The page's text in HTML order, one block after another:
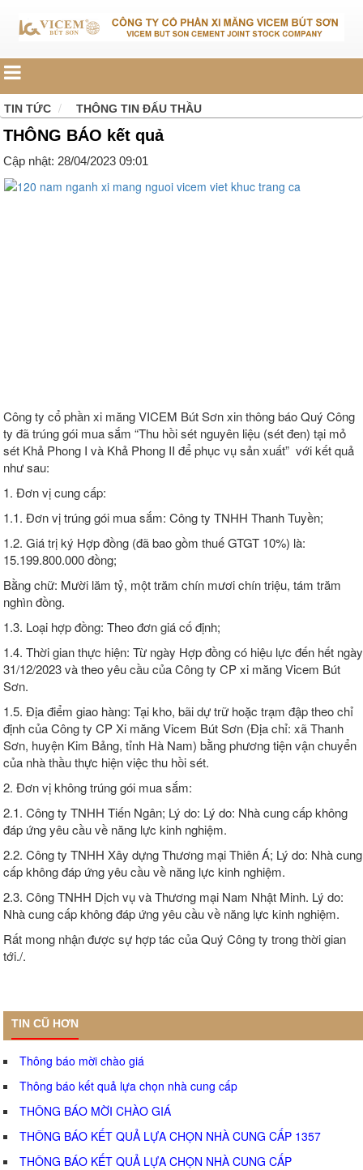
TIN TỨC THÔNG TIN ĐẤU THẦU
THÔNG BÁO kết quả
Cập nhật: 28/04/2023 09:01
Công ty cổ phần xi măng VICEM Bút Sơn xin thông báo Quý Công
ty đã trúng gói mua sắm “Thu hồi sét nguyên liệu (sét đen) tại mỏ
sét Khả Phong I và Khả Phong II để phục vụ sản xuất” với kết quả
như sau:
1. Đơn vị cung cấp:
1.1. Đơn vị trúng gói mua sắm: Công ty TNHH Thanh Tuyền;
1.2. Giá trị ký Hợp đồng (đã bao gồm thuế GTGT 10%) là:
15.199.800.000 đồng;
Bằng chữ: Mười lăm tỷ, một trăm chín mươi chín triệu, tám trăm
nghìn đồng.
1.3. Loại hợp đồng: Theo đơn giá cố định;
1.4. Thời gian thực hiện: Từ ngày Hợp đồng có hiệu lực đến hết ngày
31/12/2023 và theo yêu cầu của Công ty CP xi măng Vicem Bút
Sơn.
1.5. Địa điểm giao hàng: Tại kho, bãi dự trữ hoặc trạm đập theo chỉ
định của Công ty CP Xi măng Vicem Bút Sơn (Địa chỉ: xã Thanh
Sơn, huyện Kim Bảng, tỉnh Hà Nam) bằng phương tiện vận chuyển
của nhà thầu thực hiện việc thu hồi sét.
2. Đơn vị không trúng gói mua sắm:
2.1. Công ty TNHH Tiến Ngân; Lý do: Lý do: Nhà cung cấp không
đáp ứng yêu cầu về năng lực kinh nghiệm.
2.2. Công ty TNHH Xây dựng Thương mại Thiên Á; Lý do: Nhà cung
cấp không đáp ứng yêu cầu về năng lực kinh nghiệm.
2.3. Công TNHH Dịch vụ và Thương mại Nam Nhật Minh. Lý do:
Nhà cung cấp không đáp ứng yêu cầu về năng lực kinh nghiệm.
Rất mong nhận được sự hợp tác của Quý Công ty trong thời gian
tới./.
TIN CŨ HƠN
Thông báo mời chào giá
Thông báo kết quả lựa chọn nhà cung cấp
THÔNG BÁO MỜI CHÀO GIÁ
THÔNG BÁO KẾT QUẢ LỰA CHỌN NHÀ CUNG CẤP 1357
THÔNG BÁO KẾT QUẢ LỰA CHỌN NHÀ CUNG CẤP